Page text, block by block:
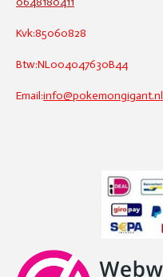
Kvk:85060828
Btw:NL004047630B44
Email:info@pokemongigant.nl